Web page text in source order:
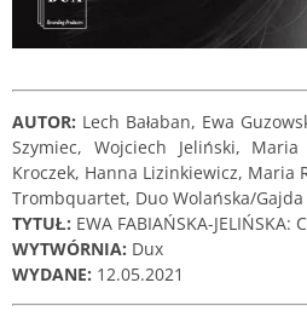
AUTOR: Lech Bałaban, Ewa
Szymiec, Wojciech Jeliński, Maria
Kroczek, Hanna Lizinkiewicz, Maria
Trombquartet, Duo Wolańska/Gajda
TYTUŁ: EWA FABIAŃSKA-
WYTWÓRNIA: Dux
WYDANE: 12.05.2021